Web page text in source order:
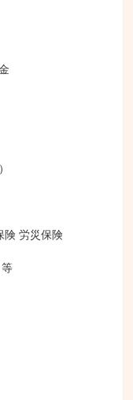
険 労災保険